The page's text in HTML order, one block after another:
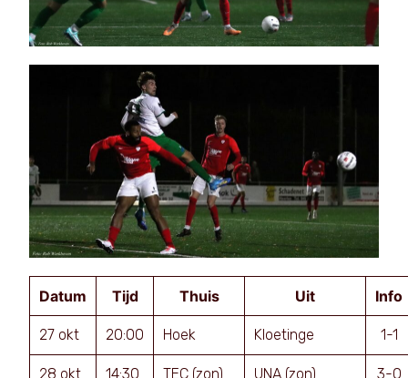
Datum Tijd Thuis Uit Info
27 okt 20:00 Hoek Kloetinge 1-1
28 okt 14:30 TEC (zon) UNA (zon) 3-0